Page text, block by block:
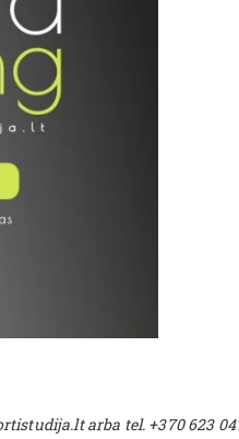
arba tel. +370 623